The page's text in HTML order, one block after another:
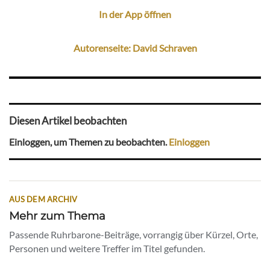
In der App öffnen
Autorenseite: David Schraven
Diesen Artikel beobachten
Einloggen, um Themen zu beobachten.Einloggen
AUS DEM ARCHIV
Mehr zum Thema
Passende Ruhrbarone-Beiträge, vorrangig über Kürzel, Orte,
Personen und weitere Treffer im Titel gefunden.